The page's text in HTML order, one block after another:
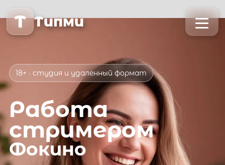
T Типми
18+ · студия и удаленный формат
Работа
стримером
Фокино